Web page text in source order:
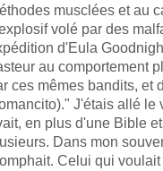
musclées et au
volé par des
d'Eula
au comportement
ces mêmes bandits, et
J'étais allé le
en plus d'une Bible
Dans mon
Celui qui